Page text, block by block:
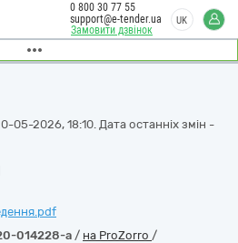
Замовити дзвінок
0 800 30 77 55
support@e-tender.ua
UK
05-2026, 18:10. Дата останніх змін -
014228-a / на ProZorro /